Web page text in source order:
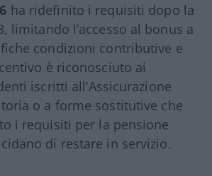
ha ridefinito i requisiti dopo la
limitando l’accesso al bonus a
condizioni contributive e
è riconosciuto ai
iscritti all’Assicurazione
o a forme sostitutive che
i requisiti per la pensione
di restare in servizio.